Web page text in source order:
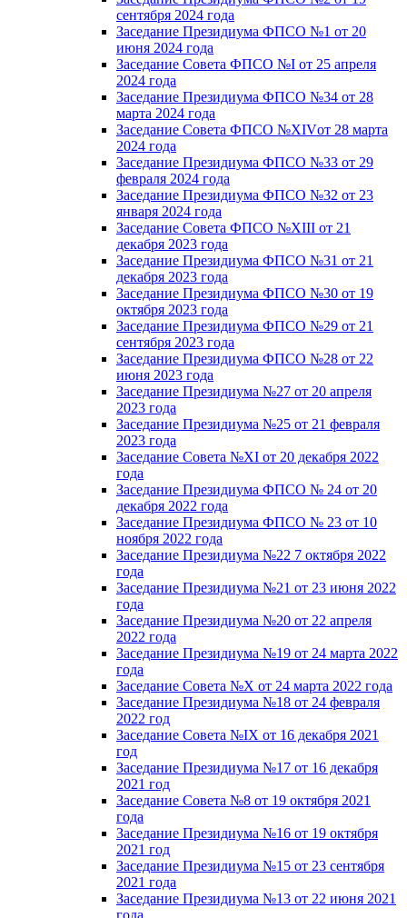
сентября 2024 года
Заседание Президиума ФПСО №1 от 20
июня 2024 года
Заседание Совета ФПСО №I от 25 апреля
2024 года
Заседание Президиума ФПСО №34 от 28
марта 2024 года
Заседание Совета ФПСО №XIVот 28 марта
2024 года
Заседание Президиума ФПСО №33 от 29
февраля 2024 года
Заседание Президиума ФПСО №32 от 23
января 2024 года
Заседание Совета ФПСО №XIII от 21
декабря 2023 года
Заседание Президиума ФПСО №31 от 21
декабря 2023 года
Заседание Президиума ФПСО №30 от 19
октября 2023 года
Заседание Президиума ФПСО №29 от 21
сентября 2023 года
Заседание Президиума ФПСО №28 от 22
июня 2023 года
Заседание Президиума №27 от 20 апреля
2023 года
Заседание Президиума №25 от 21 февраля
2023 года
Заседание Совета №XI от 20 декабря 2022
года
Заседание Президиума ФПСО № 24 от 20
декабря 2022 года
Заседание Президиума ФПСО № 23 от 10
ноября 2022 года
Заседание Президиума №22 7 октября 2022
года
Заседание Президиума №21 от 23 июня 2022
года
Заседание Президиума №20 от 22 апреля
2022 года
Заседание Президиума №19 от 24 марта 2022
года
Заседание Совета №X от 24 марта 2022 года
Заседание Президиума №18 от 24 февраля
2022 год
Заседание Совета №IX от 16 декабря 2021
год
Заседание Президиума №17 от 16 декабря
2021 год
Заседание Совета №8 от 19 октября 2021
года
Заседание Президиума №16 от 19 октября
2021 год
Заседание Президиума №15 от 23 сентября
2021 года
Заседание Президиума №13 от 22 июня 2021
года